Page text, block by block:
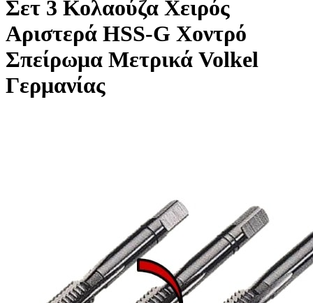
Σετ 3 Κολαούζα Χειρός
Αριστερά HSS-G Χοντρό
Σπείρωμα Μετρικά Volkel
Γερμανίας